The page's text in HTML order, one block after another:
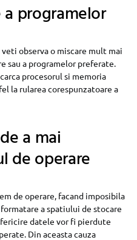
a programelor
observa o miscare mult mai
sau a programelor preferate.
procesorul si memoria
la rularea corespunzatoare a
a mai
de operare
de operare, facand imposibila
a spatiului de stocare
datele vor fi pierdute
Din aceasta cauza